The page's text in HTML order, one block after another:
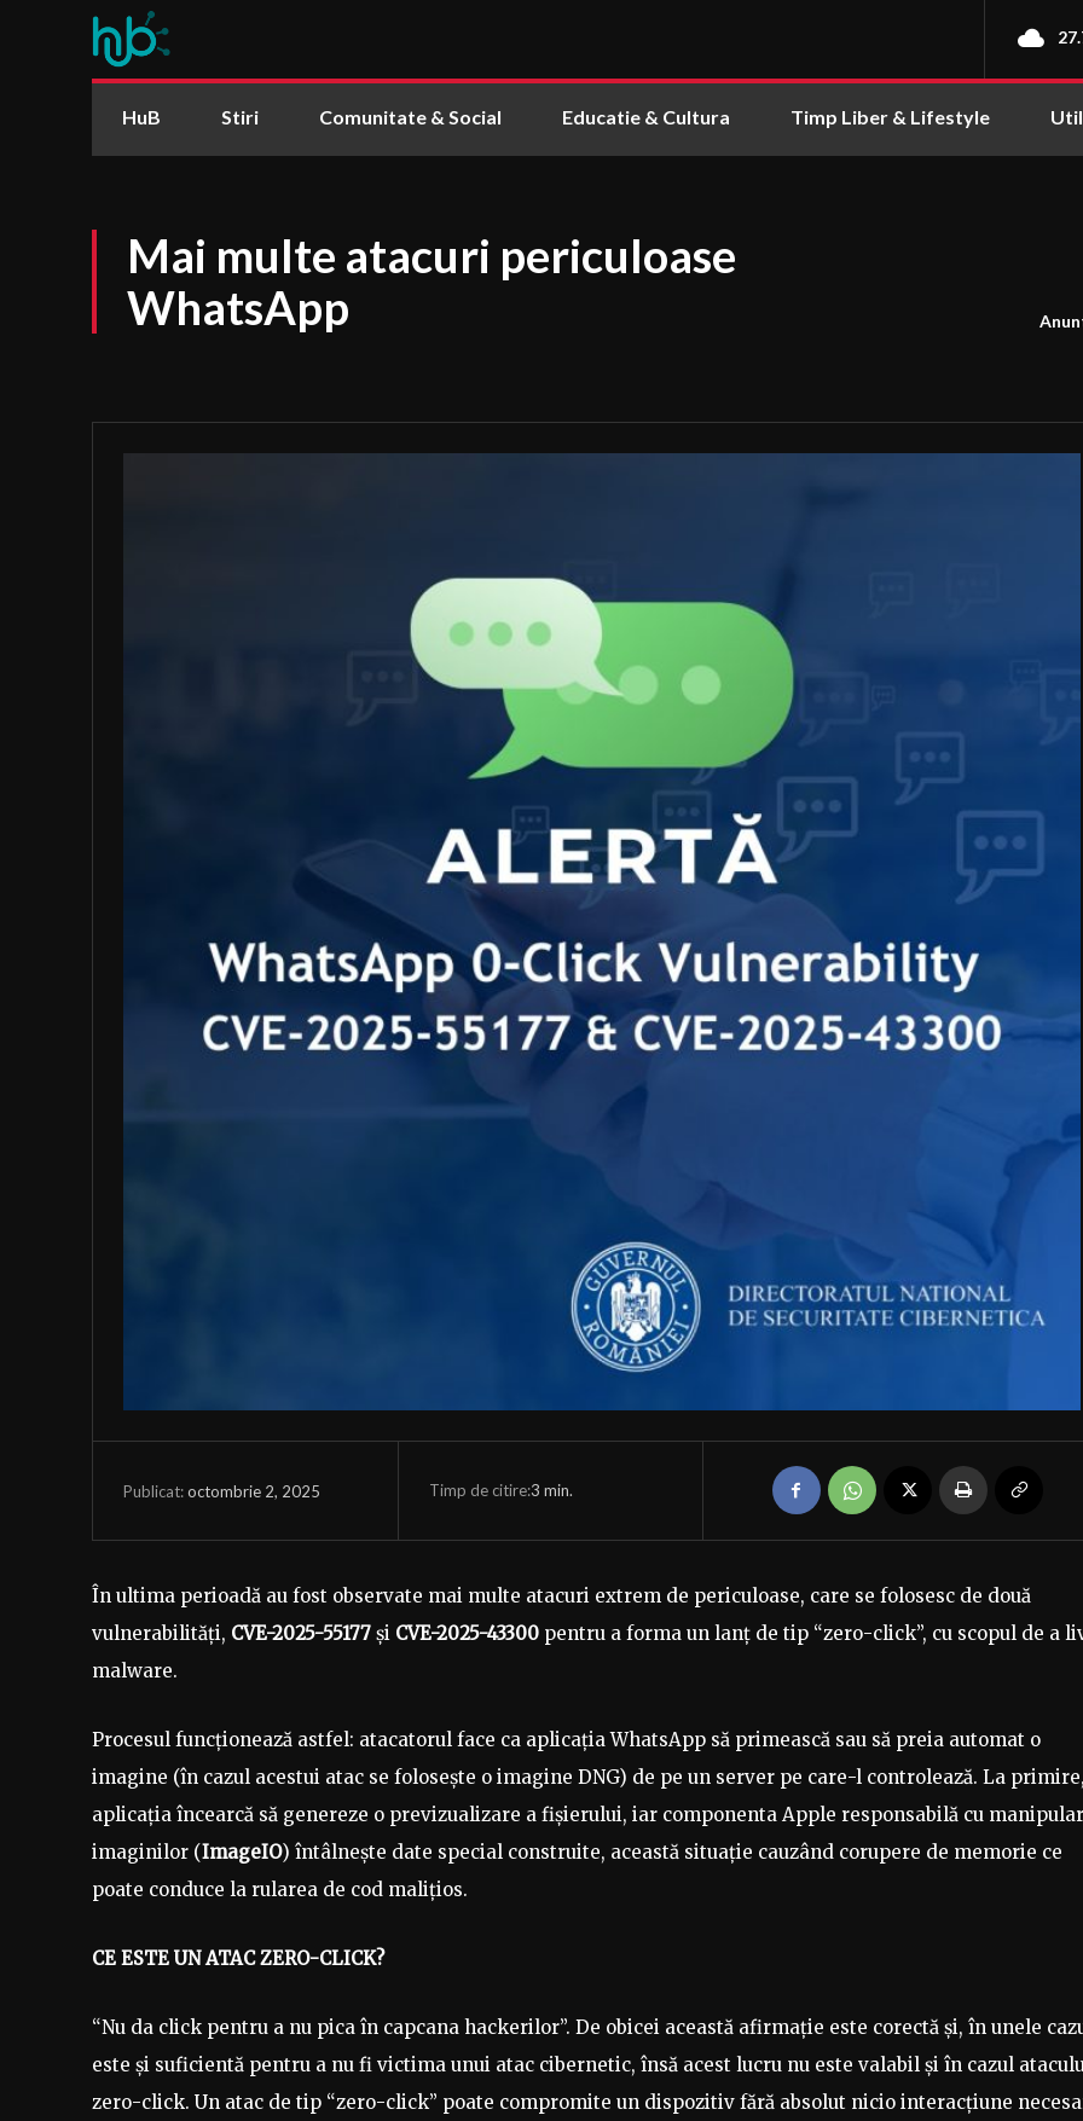
HuB Stiri Comunitate & Social Educatie & Cultura Timp Liber & Lifestyle
Mai multe atacuri periculoase
WhatsApp
Publicat:octombrie 2, 2025 Timp de citire:3 min.
În ultima perioadă au fost observate mai multe atacuri extrem de periculoase, care se folosesc de două
vulnerabilități, CVE-2025-55177 și CVE-2025-43300 pentru a forma un lanț de tip “zero-click”, cu scopul de a
malware.
Procesul funcționează astfel: atacatorul face ca aplicația WhatsApp să primească sau să preia automat o
imagine (în cazul acestui atac se folosește o imagine DNG) de pe un server pe care-l controlează. La primire,
aplicația încearcă să genereze o previzualizare a fișierului, iar componenta Apple responsabilă cu
imaginilor (ImageIO) întâlnește date special construite, această situație cauzând corupere de memorie ce
poate conduce la rularea de cod malițios.
CE ESTE UN ATAC ZERO-CLICK?
“Nu da click pentru a nu pica în capcana hackerilor”. De obicei această afirmație este corectă și, în unele
este și suficientă pentru a nu fi victima unui atac cibernetic, însă acest lucru nu este valabil și în cazul
zero-click. Un atac de tip “zero-click” poate compromite un dispozitiv fără absolut nicio interacțiune